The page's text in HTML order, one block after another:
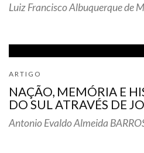
Luiz Francisco Albuquerque de
ARTIGO
NAÇÃO, MEMÓRIA E
DO SUL ATRAVÉS DE
Antonio Evaldo Almeida